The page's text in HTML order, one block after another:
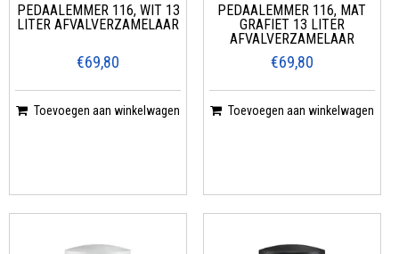
PEDAALEMMER 116, WIT 13
LITER AFVALVERZAMELAAR
€69,80
Toevoegen aan winkelwagen
PEDAALEMMER 116, MAT
GRAFIET 13 LITER
AFVALVERZAMELAAR
€69,80
Toevoegen aan winkelwagen